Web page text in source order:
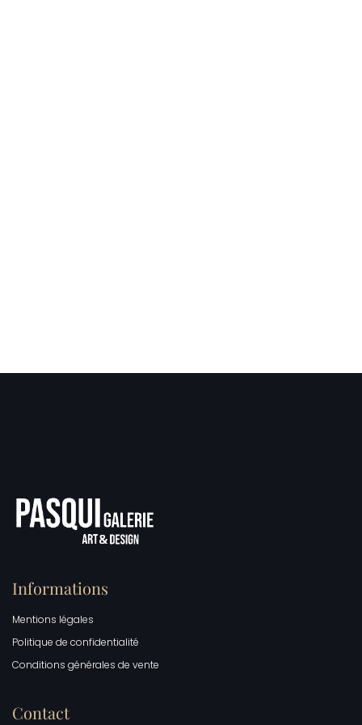
Informations
Mentions légales
Politique de confidentialité
Conditions générales de vente
Contact